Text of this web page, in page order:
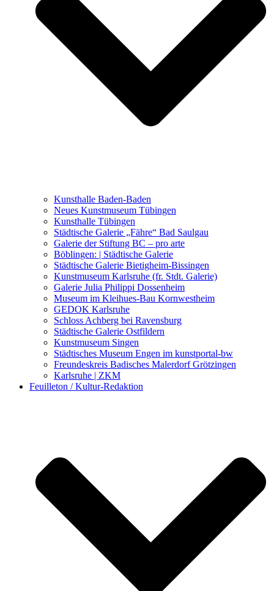
Was seither geschah
Kunstwettbewerbe, Ausschreibungen für Künstler
Kunsthalle Baden-Baden
Neues Kunstmuseum Tübingen
Kunsthalle Tübingen
Städtische Galerie „Fähre“ Bad Saulgau
Galerie der Stiftung BC – pro arte
Böblingen: | Städtische Galerie
Städtische Galerie Bietigheim-Bissingen
Kunstmuseum Karlsruhe (fr. Stdt. Galerie)
Galerie Julia Philippi Dossenheim
Museum im Kleihues-Bau Kornwestheim
GEDOK Karlsruhe
Schloss Achberg bei Ravensburg
Städtische Galerie Ostfildern
Kunstmuseum Singen
Städtisches Museum Engen im kunstportal-bw
Freundeskreis Badisches Malerdorf Grötzingen
Karlsruhe | ZKM
Feuilleton / Kultur-Redaktion